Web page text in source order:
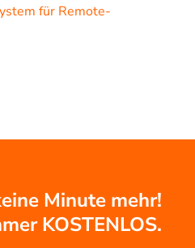
für Remote-
Minute mehr!
KOSTENLOS.